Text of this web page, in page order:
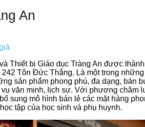
An
Thiết bị Giáo dục Tràng An được
242 Tôn Đức Thắng. Là một trong
sản phẩm phong phú, đa dạng, bán
văn minh, lịch sự. Với phương châm
sung mô hình bán lẻ các mặt hàng
tập của học sinh và phụ huynh.